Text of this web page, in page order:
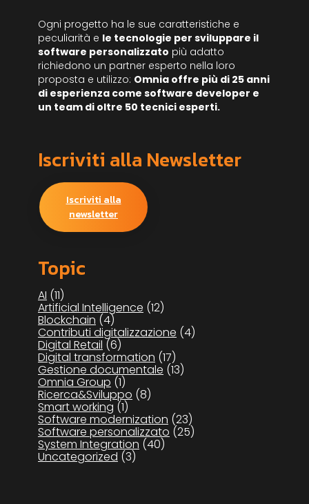
Ogni progetto ha le sue caratteristiche e
peculiarità e le tecnologie per sviluppare il
software personalizzato più adatto
richiedono un partner esperto nella loro
proposta e utilizzo: Omnia offre più di 25 anni
di esperienza come software developer e
un team di oltre 50 tecnici esperti.
Iscriviti alla Newsletter
Iscriviti alla
newsletter
Topic
AI (11)
Artificial Intelligence (12)
Blockchain (4)
Contributi digitalizzazione (4)
Digital Retail (6)
Digital transformation (17)
Gestione documentale (13)
Omnia Group (1)
Ricerca&Sviluppo (8)
Smart working (1)
Software modernization (23)
Software personalizzato (25)
System Integration (40)
Uncategorized (3)